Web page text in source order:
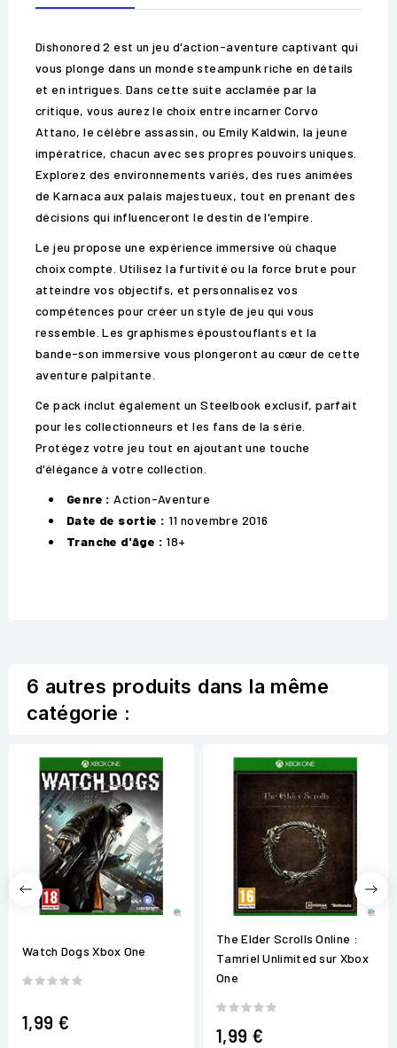
Dishonored 2 est un jeu d'action-aventure captivant qui
vous plonge dans un monde steampunk riche en détails
et en intrigues. Dans cette suite acclamée par la
critique, vous aurez le choix entre incarner Corvo
Attano, le célèbre assassin, ou Emily Kaldwin, la jeune
impératrice, chacun avec ses propres pouvoirs uniques.
Explorez des environnements variés, des rues animées
de Karnaca aux palais majestueux, tout en prenant des
décisions qui influenceront le destin de l'empire.
Le jeu propose une expérience immersive où chaque
choix compte. Utilisez la furtivité ou la force brute pour
atteindre vos objectifs, et personnalisez vos
compétences pour créer un style de jeu qui vous
ressemble. Les graphismes époustouflants et la
bande-son immersive vous plongeront au cœur de cette
aventure palpitante.
Ce pack inclut également un Steelbook exclusif, parfait
pour les collectionneurs et les fans de la série.
Protégez votre jeu tout en ajoutant une touche
d'élégance à votre collection.
Genre : Action-Aventure
Date de sortie : 11 novembre 2016
Tranche d'âge : 18+
6 autres produits dans la même
catégorie :
Watch Dogs Xbox One
1,99 €
The Elder Scrolls Online :
Tamriel Unlimited sur Xbox
One
1,99 €